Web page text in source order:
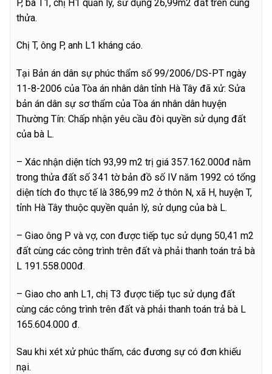
P, bà T1, chị H1 quản lý, sử dụng 26,99m2 đất trên cùng
thửa.
Chị T, ông P, anh L1 kháng cáo.
Tại Bản án dân sự phúc thẩm số 99/2006/DS-PT ngày
11-8-2006 của Tòa án nhân dân tỉnh Hà Tây đã xử: Sửa
bản án dân sự sơ thẩm của Tòa án nhân dân huyện
Thường Tín: Chấp nhận yêu cầu đòi quyền sử dụng đất
của bà L.
– Xác nhận diện tích 93,99 m2 trị giá 357.162.000đ nằm
trong thửa đất số 341 tờ bản đồ số IV năm 1992 có tổng
diện tích đo thực tế là 386,99 m2 ở thôn N, xã H, huyện T,
tỉnh Hà Tây thuộc quyền quản lý, sử dụng của bà L.
– Giao ông P và vợ, con được tiếp tục sử dụng 50,41 m2
đất cùng các công trình trên đất và phải thanh toán trả bà
L 191.558.000đ.
– Giao cho anh L1, chị T3 được tiếp tục sử dụng đất
cùng các công trình trên đất và phải thanh toán trả bà L
165.604.000 đ.
Sau khi xét xử phúc thẩm, các đương sự có đơn khiếu
nại.